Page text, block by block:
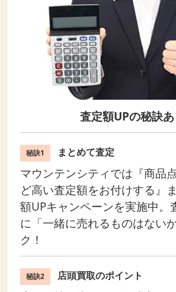
査定額UPの秘訣あ
秘訣1 まとめて査定
マウンテンシティでは『商品
ど高い査定額をお付けする』
額UPキャンペーンを実施中。
に「一緒に売れるものはない
ク！
秘訣2 店頭買取のポイント